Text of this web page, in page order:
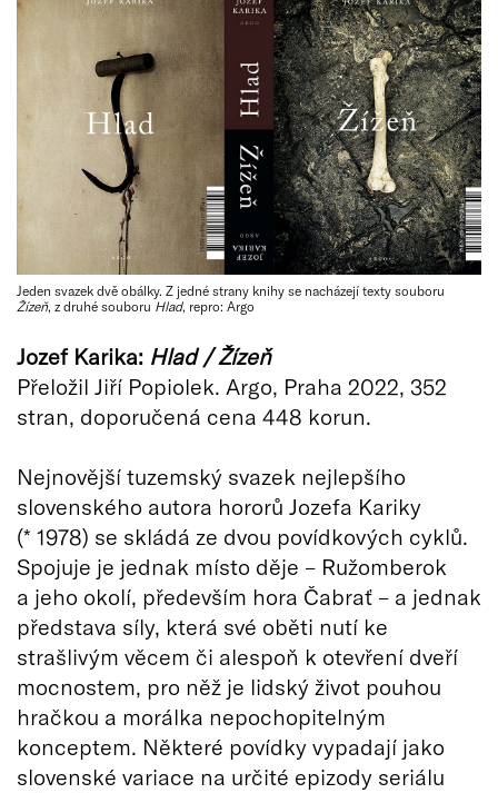
Jeden svazek dvě obálky. Z jedné strany knihy se nacházejí texty souboru
Žízeň, z druhé souboru Hlad, repro: Argo
Jozef Karika: Hlad / Žízeň
Přeložil Jiří Popiolek. Argo, Praha 2022, 352
stran, doporučená cena 448 korun.
Nejnovější tuzemský svazek nejlepšího
slovenského autora hororů Jozefa Kariky
(* 1978) se skládá ze dvou povídkových cyklů.
Spojuje je jednak místo děje – Ružomberok
a jeho okolí, především hora Čabrať – a jednak
představa síly, která své oběti nutí ke
strašlivým věcem či alespoň k otevření dveří
mocnostem, pro něž je lidský život pouhou
hračkou a morálka nepochopitelným
konceptem. Některé povídky vypadají jako
slovenské variace na určité epizody seriálu